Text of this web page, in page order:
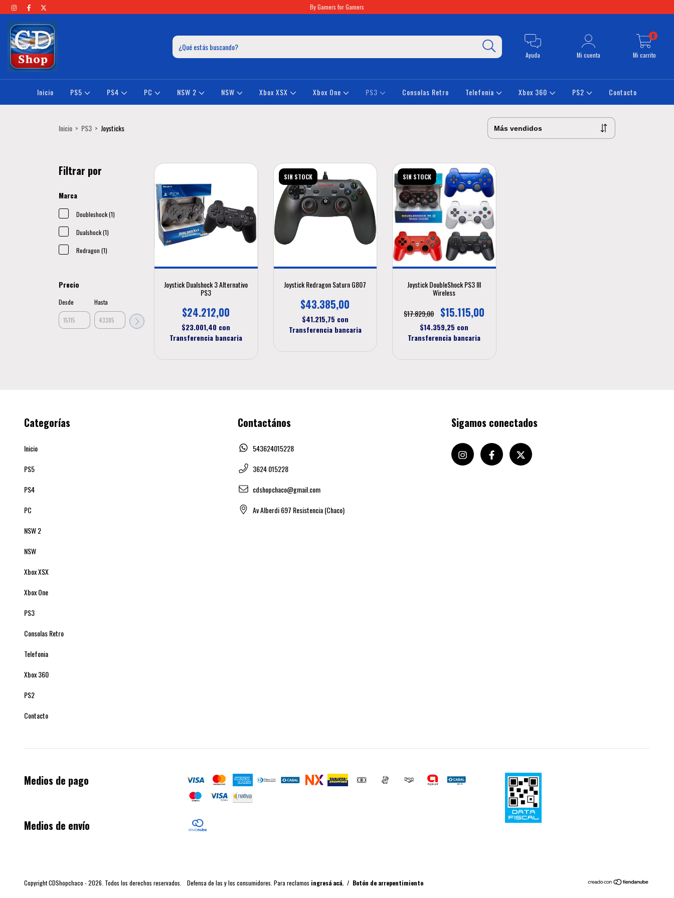
By Gamers for Gamers
Ayuda Mi cuenta Mi carrito
0
Inicio PS5 PS4 PC NSW 2 NSW Xbox XSX Xbox One PS3 Consolas Retro Telefonia Xbox 360 PS2 Contacto
Inicio > PS3 > Joysticks
Filtrar por
Marca
Doubleshock (1)
Dualshock (1)
Redragon (1)
Precio
Desde Hasta
Joystick Dualshock 3 Alternativo
PS3
$24.212,00
$23.001,40 con
Transferencia bancaria
SIN STOCK
Joystick Redragon Saturn G807
$43.385,00
$41.215,75 con
Transferencia bancaria
SIN STOCK
Joystick DoubleShock PS3 III
Wireless
$17.829,00
$15.115,00
$14.359,25 con
Transferencia bancaria
Categorías
Inicio
PS5
PS4
PC
NSW 2
NSW
Xbox XSX
Xbox One
PS3
Consolas Retro
Telefonia
Xbox 360
PS2
Contacto
Contactános
543624015228
3624 015228
cdshopchaco@gmail.com
Av Alberdi 697 Resistencia (Chaco)
Sigamos conectados
Medios de pago
Medios de envío
Copyright CDShopchaco - 2026. Todos los derechos reservados. Defensa de las y los consumidores. Para reclamos ingresá acá. / Botón de arrepentimiento